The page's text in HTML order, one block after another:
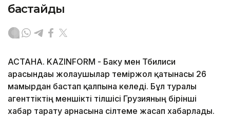
бастайды
АСТАНА. KAZINFORM - Баку мен Тбилиси
арасындағы жолаушылар теміржол қатынасы 26
мамырдан бастап қалпына келеді. Бұл туралы
агенттіктің меншікті тілшісі Грузияның бірінші
хабар тарату арнасына сілтеме жасап хабарлады.